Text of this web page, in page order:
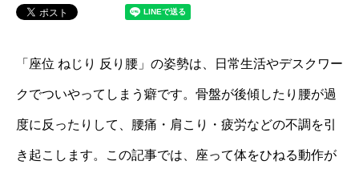
「座位 ねじり 反り腰」の姿勢は、日常生活やデスクワー
クでついやってしまう癖です。骨盤が後傾したり腰が過
度に反ったりして、腰痛・肩こり・疲労などの不調を引
き起こします。この記事では、座って体をひねる動作が